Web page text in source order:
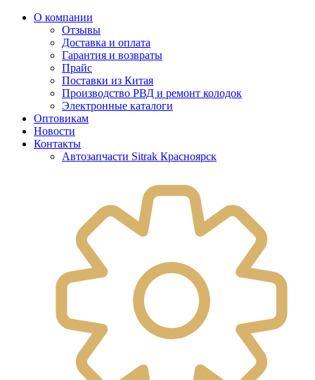
О компании
Отзывы
Доставка и оплата
Гарантия и возвраты
Прайс
Поставки из Китая
Производство РВД и ремонт колодок
Электронные каталоги
Оптовикам
Новости
Контакты
Автозапчасти Sitrak Красноярск